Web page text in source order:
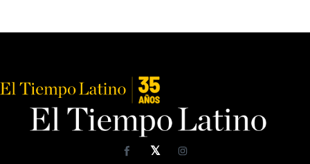
𝕏
FacebookInstagram